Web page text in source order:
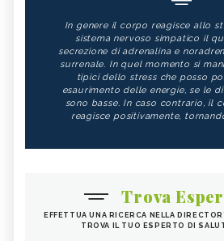
In genere il corpo reagisce allo
sistema nervoso simpatico il
secrezione di adrenalina e
surrenale. In quel momento si
tipici dello stress che posso
esaurimento delle energie, se le
sono basse. In caso contrario, il
reagisce positivamente,
Trova
EFFETTUA UNA RICERCA NELLA
TROVA IL TUO ESPERTO DI